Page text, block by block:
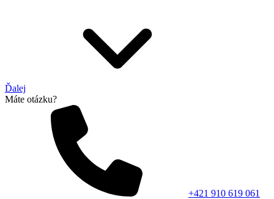
Ďalej
Máte otázku?
+421 910 619 061